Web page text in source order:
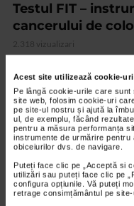
Acest site utilizează cookie-uri
Pe lângă cookie-urile care
site web, folosim cookie-uri
pe site-ul nostru și ajută la
ul, de exemplu, făcând
pentru a măsura performanța
instrumente de urmărire
obiceiurilor dvs. de navigare.
Puteți face clic pe „Acceptă si
utilizări sau puteți face clic pe
configura opțiunile. Vă puteți
retrage consimțământul pe
Testul FIT –
cancerului de
2.318 vizualizari